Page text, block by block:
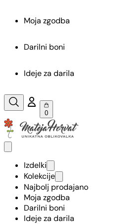
Moja zgodba
Darilni boni
Ideje za darila
0
Izdelki
Kolekcije
Najbolj prodajano
Moja zgodba
Darilni boni
Ideje za darila